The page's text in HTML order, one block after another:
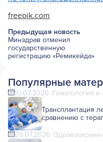
freepik.com
Предыдущая новость
Минздрав отменил
государственную
регистрацию «Ремикейда»
Популярные
10.07.2026 Гематология и
Трансплантация
сравнению с
09.07.2026